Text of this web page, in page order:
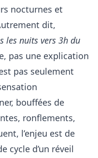
nocturnes et
dit,
les nuits vers 3h du
pas une explication
pas seulement
bouffées de
ronflements,
l’enjeu est de
cycle d’un réveil